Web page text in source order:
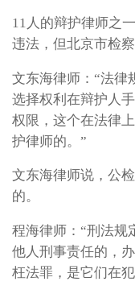
11人的辩护律师之
违法，但北京市检察
文东海律师：“法律
选择权利在辩护人
权限，这个在法律
护律师的。”
文东海律师说，公
的。
程海律师：“刑法规
他人刑事责任的，
枉法罪，是它们在